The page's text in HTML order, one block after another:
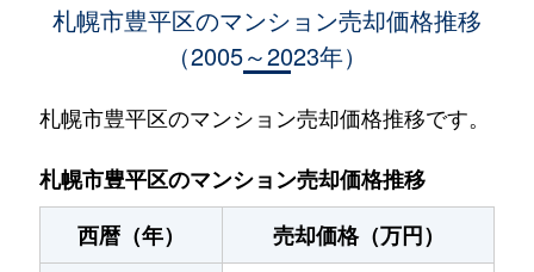
2,500万円 月寒中央
月寒中央通
2,700万円 月寒中央
月寒中央通
1,500万円 月寒中央
月寒中央通
3,000万円 月寒中央
札幌市豊平区のマンション売却価格推移
（2005～2023年）
札幌市豊平区のマンション売却価格推移です。
札幌市豊平区のマンション売却価格推移
西暦（年）
売却価格（万円）